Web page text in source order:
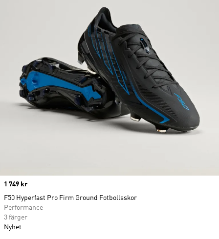
Price
1 749 kr
F50 Hyperfast Pro Firm Ground Fotbollsskor
Performance
3 färger
Nyhet